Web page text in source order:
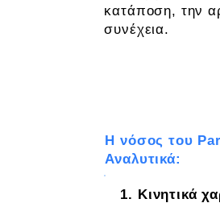
κατάποση, την
συνέχεια.
Η νόσος του
Αναλυτικά:
1. Κινητικά